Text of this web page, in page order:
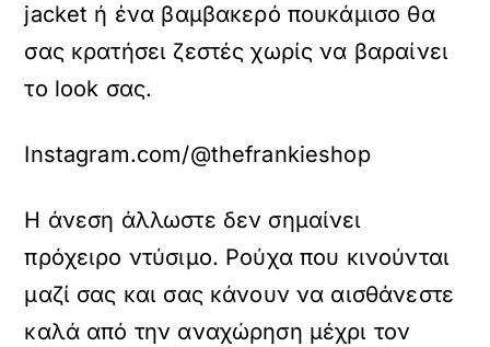
jacket ή ένα βαμβακερό πουκάμισο θα
σας κρατήσει ζεστές χωρίς να βαραίνει
το look σας.
Instagram.com/@thefrankieshop
Η άνεση άλλωστε δεν σημαίνει
πρόχειρο ντύσιμο. Ρούχα που κινούνται
μαζί σας και σας κάνουν να αισθάνεστε
καλά από την αναχώρηση μέχρι τον